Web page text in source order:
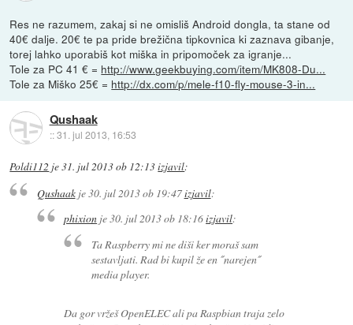
Res ne razumem, zakaj si ne omisliš Android dongla, ta stane od
40€ dalje. 20€ te pa pride brežična tipkovnica ki zaznava gibanje,
torej lahko uporabiš kot miška in pripomoček za igranje...
Tole za PC 41 € = http://www.geekbuying.com/item/MK808-Du...
Tole za Miško 25€ = http://dx.com/p/mele-f10-fly-mouse-3-in...
Qushaak
::31. jul 2013, 16:53
Poldi112 je31. jul 2013 ob 12:13izjavil:
Qushaakje30. jul 2013 ob 19:47izjavil:
phixion je30. jul 2013 ob 18:16izjavil:
Ta Raspberry mi ne diši ker moraš sam
sestavljati. Rad bi kupil že en ˝narejen˝
media player.
Da gor vržeš OpenELEC ali pa Raspbian traja zelo